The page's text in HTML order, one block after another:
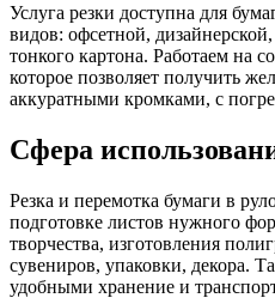
Услуга резки доступна для
видов: офсетной,
тонкого картона. Работаем на
которое позволяет получить
аккуратными кромками, с
Сфера
Резка и перемотка бумаги в
подготовке листов нужного
творчества, изготовления
сувениров, упаковки, декора.
удобными хранение и